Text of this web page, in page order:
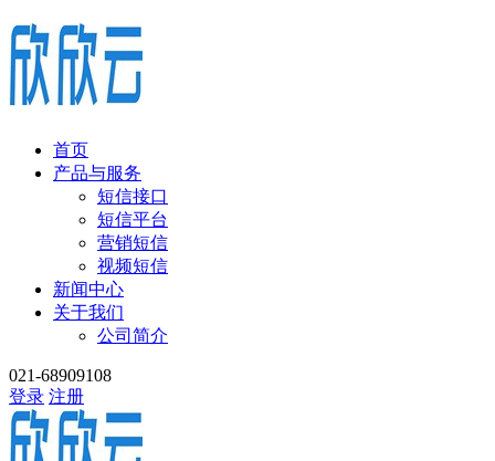
首页
产品与服务
短信接口
短信平台
营销短信
视频短信
新闻中心
关于我们
公司简介
021-68909108
登录 注册